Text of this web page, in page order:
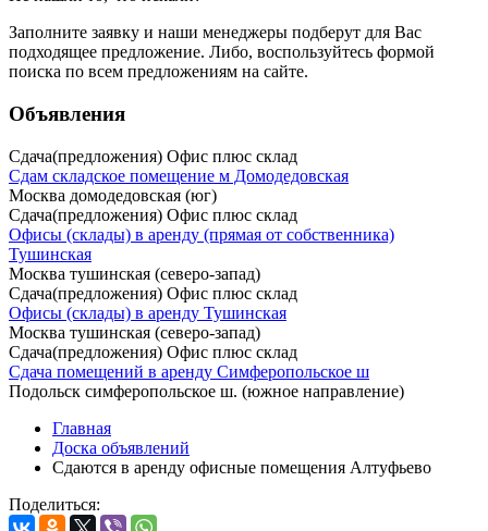
Заполните заявку и наши менеджеры подберут для Вас
подходящее предложение. Либо, воспользуйтесь формой
поиска по всем предложениям на сайте.
Объявления
Сдача(предложения) Офис плюс склад
Сдам складское помещение м Домодедовская
Москва домодедовская (юг)
Сдача(предложения) Офис плюс склад
Офисы (склады) в аренду (прямая от собственника)
Тушинская
Москва тушинская (северо-запад)
Сдача(предложения) Офис плюс склад
Офисы (склады) в аренду Тушинская
Москва тушинская (северо-запад)
Сдача(предложения) Офис плюс склад
Сдача помещений в аренду Симферопольское ш
Подольск симферопольское ш. (южное направление)
Главная
Доска объявлений
Сдаются в аренду офисные помещения Алтуфьево
Поделиться: